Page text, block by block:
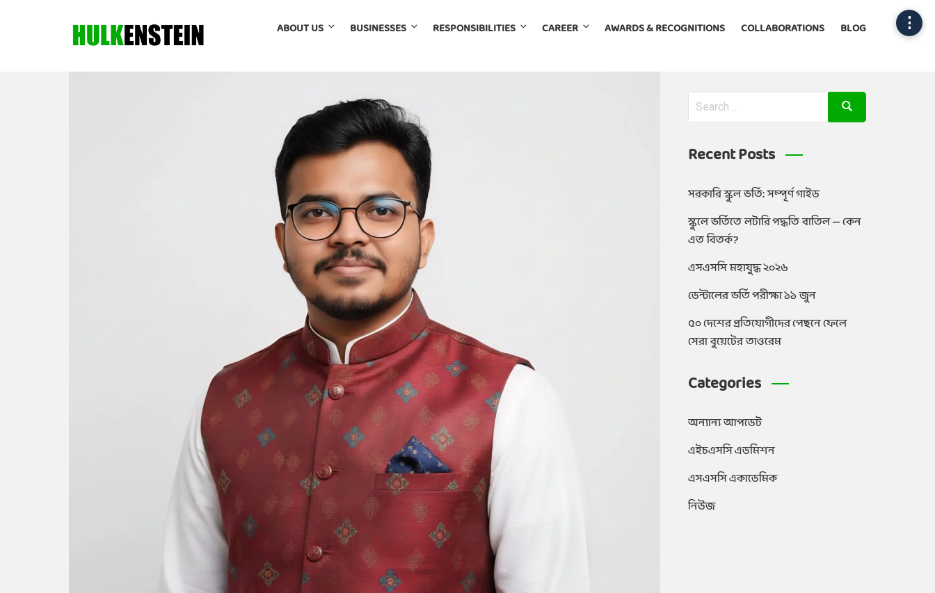
ABOUT US BUSINESSES RESPONSIBILITIES CAREER AWARDS & RECOGNITIONS COLLABORATIONS BLOG
Recent Posts
সরকারি স্কুল ভর্তি: সম্পূর্ণ গাইড
স্কুলে ভর্তিতে লটারি পদ্ধতি বাতিল — কেন
এত বিতর্ক?
এসএসসি মহাযুদ্ধ ২০২৬
ডেন্টালের ভর্তি পরীক্ষা ১১ জুন
৫০ দেশের প্রতিযোগীদের পেছনে ফেলে
সেরা বুয়েটের তাওরেম
Categories
অন্যান্য আপডেট
এইচএসসি এডমিশন
এসএসসি একাডেমিক
নিউজ
⋮